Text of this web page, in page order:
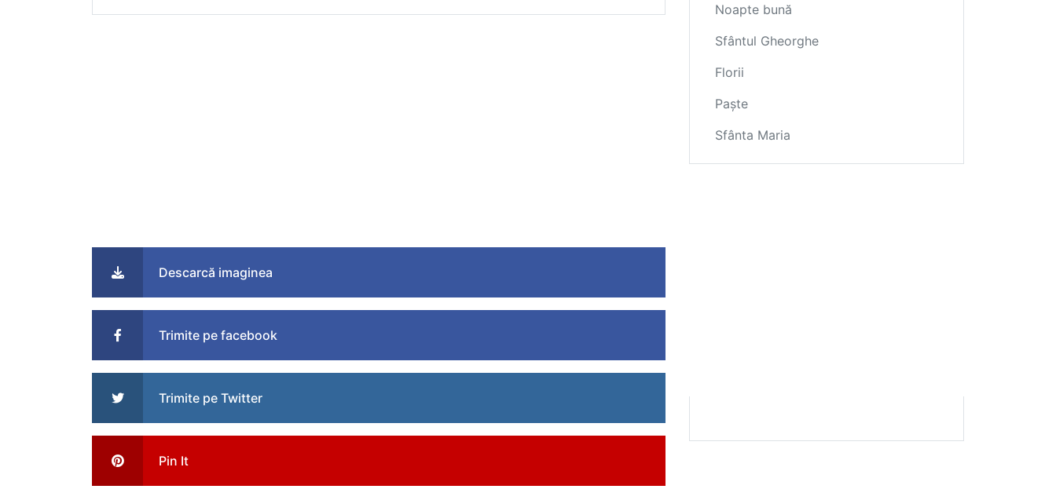
Descarcă imaginea
Trimite pe facebook
Trimite pe Twitter
Pin It
Noapte bună
Sfântul Gheorghe
Florii
Paște
Sfânta Maria